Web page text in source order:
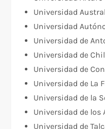
Universidad
Universidad
Universidad de
Universidad de
Universidad de
Universidad de La
Universidad de la
Universidad de
Universidad de